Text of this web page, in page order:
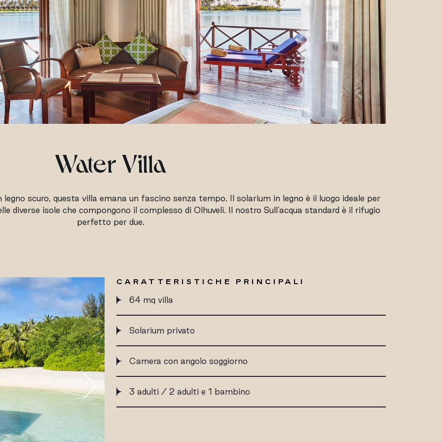
Water Villa
scuro, questa villa emana un fascino senza tempo. Il solarium in legno è il luogo ideale per
diverse isole che compongono il complesso di Olhuveli. Il nostro Sull'acqua standard è il rifugio
perfetto per due.
CARATTERISTICHE PRINCIPALI
64 mq villa
Solarium privato
Camera con angolo soggiorno
3 adulti / 2 adulti e 1 bambino